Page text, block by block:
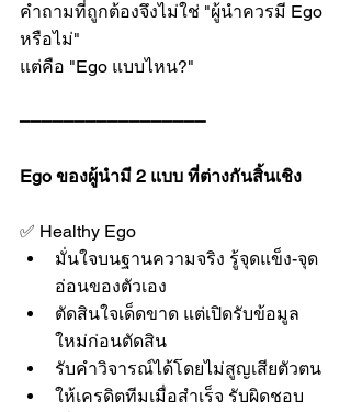
คำถามที่ถูกต้องจึงไม่ใช่ "ผู้นำควรมี Ego
หรือไม่"
แต่คือ "Ego แบบไหน?"
━━━━━━━━━━━━━━━━━
Ego ของผู้นำมี 2 แบบ ที่ต่างกันสิ้นเชิง
✅ Healthy Ego
มั่นใจบนฐานความจริง รู้จุดแข็ง-จุด
อ่อนของตัวเอง
ตัดสินใจเด็ดขาด แต่เปิดรับข้อมูล
ใหม่ก่อนตัดสิน
รับคำวิจารณ์ได้โดยไม่สูญเสียตัวตน
ให้เครดิตทีมเมื่อสำเร็จ รับผิดชอบ